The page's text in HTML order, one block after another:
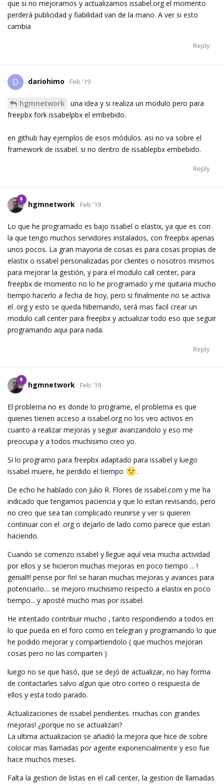
que si no mejoramos y actualizamos issabel.org el momento
perderá publicidad y fiabilidad van de la mano. A ver si esto
cambia
Reply
D dariohimo Feb '19
hgmnetwork
una idea y si realiza un modulo pero para
freepbx fork issabelpbx el embebido.
en github hay ejemplos de esos módulos. asi no va sobre el
framework de issabel. si no dentro de issablepbx embebido.
Reply
hgmnetwork Feb '19
Lo que he programado es bajo issabel o elastix, ya que es con
la que tengo muchos servidores instalados, con freepbx apenas
unos pocos. La gran mayoria de cosas es para cosas propias de
elastix o issabel personalizadas por clientes o nosotros mismos
para mejorar la gestión, y para el modulo call center, para
freepbx de momento no lo he programado y me quitaria mucho
tiempo hacerlo a fecha de hoy, pero si finalmente no se activa
el .org y esto se queda hibernando, será mas facil crear un
modulo call center para freepbx y actualizar todo eso que seguir
programando aqui para nada.
Reply
hgmnetwork Feb '19
El problema no es donde lo programe, el problema es que
quienes tienen acceso a issabel.org no los veo activos en
cuanto a realizar mejoras y seguir avanzandolo y eso me
preocupa y a todos muchisimo creo yo.
Si lo programo para freepbx adaptado para issabel y luego
issabel muere, he perdido el tiempo
.
De echo he hablado con Julio R. Flores de issabel.com y me ha
indicado que tengamos paciencia y que lo estan revisando, pero
no creo que sea tan complicado reunirse y ver si quieren
continuar con el .org o dejarlo de lado como parece que estan
haciendo.
Cuando se comenzo issabel y llegue aquí veia mucha actividad
por ellos y se hicieron muchas mejoras en poco tiempo ... !
genial!!! pense por fin! se haran muchas mejoras y avances para
potenciarlo.... se mejoro muchisimo respecto a elastix en poco
tiempo... y aposté mucho mas por issabel.
He intentado contribuir mucho , tanto respondiendo a todos en
lo que pueda en el foro como en telegran y programando lo que
he podido mejorar y compartiendolo ( que muchos mejoran
cosas pero no las comparten )
luego no se que hasó, que se dejó de actualizar, no hay forma
de contactarles salvo algun que otro correo o respuesta de
ellos y esta todo parado.
Actualizaciones de issabel pendientes. muchas con grandes
mejoras! ¿porque no se actualizan?
La ultima actualizacion se añadió la mejora que hice de sobre
colocar mas llamadas por agente exponencialmente y eso fue
hace muchos meses.
Falta la gestion de listas en el call center, la gestion de llamadas